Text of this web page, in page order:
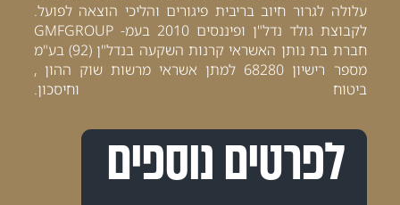
עלולה לגרור חיוב בריבית פיגורים והליכי הוצאה לפועל.
לקבוצת גולד נדל"ן ופיננסים 2010 בעמ- GMFGROUP
חברת בת נותן האשראי קרנות השקעה בנדל"ן (92) בע"מ
מספר רישיון 68280 למתן אשראי מרשות שוק ההון ,
ביטוח וחיסכון.
לפרטים נוספים